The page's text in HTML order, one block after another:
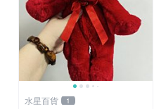
水星百貨 1